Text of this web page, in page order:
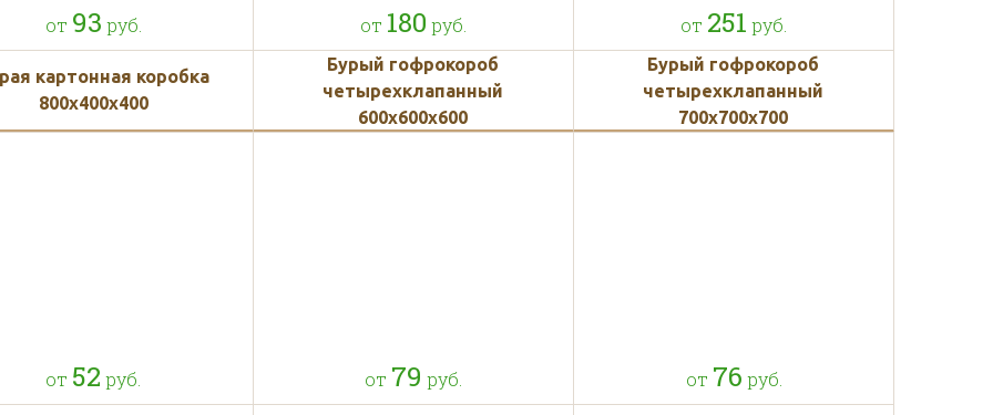
от 93 руб.
картонная коробка
800x400x400
от 180 руб.
Бурый гофрокороб
четырехклапанный
600х600х600
от 251 руб.
Бурый гофрокороб
четырехклапанный
700х700х700
от 52 руб. от 79 руб. от 76 руб.